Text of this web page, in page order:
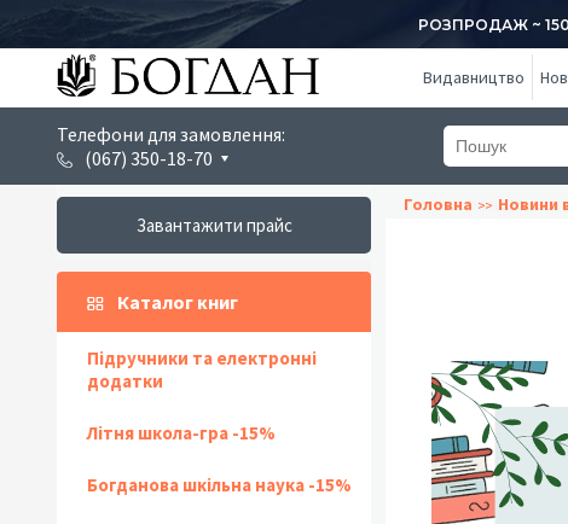
РОЗПРОДАЖ ~ 150
Видавництво
Телефони для замовлення:
(067) 350-18-70
Завантажити прайс
Каталог книг
Підручники та електронні
додатки
Літня школа-гра -15%
Богданова шкільна наука -15%
Головна Новини